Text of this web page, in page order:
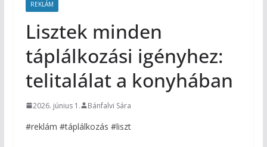
REKLÁM
Lisztek minden
táplálkozási igényhez:
telitalálat a konyhában
2026. június 1. Bánfalvi Sára
#reklám #táplálkozás #liszt